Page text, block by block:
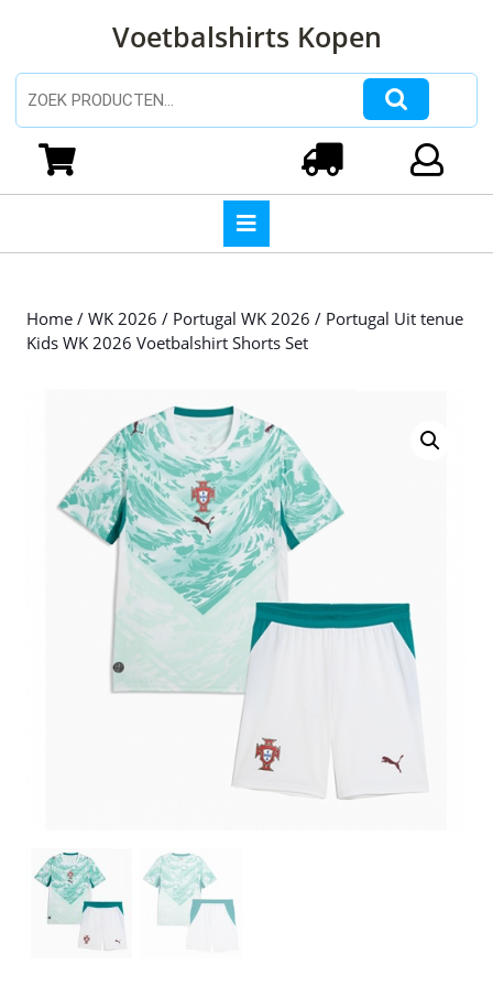
inhoud
Voetbalshirts Kopen
Zoeken naar:
Home / WK 2026 / Portugal WK 2026 / Portugal Uit tenue
Kids WK 2026 Voetbalshirt Shorts Set